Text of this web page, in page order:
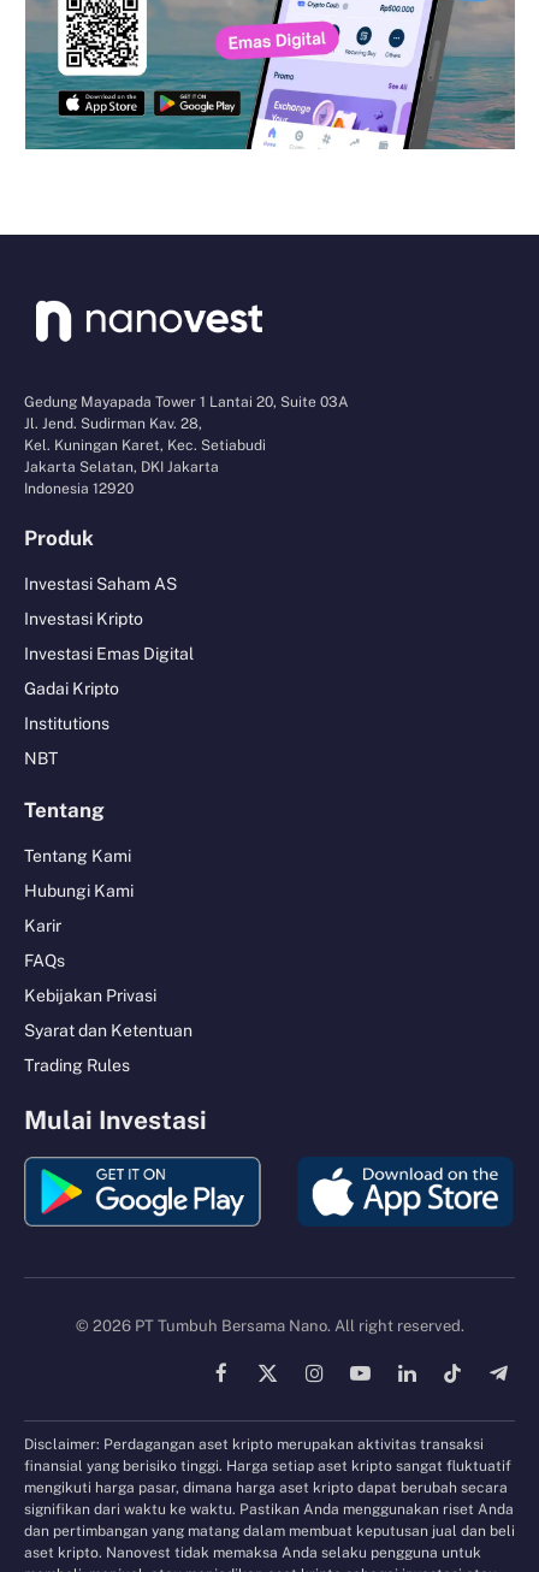
Gedung Mayapada Tower 1 Lantai 20, Suite 03A
Jl. Jend. Sudirman Kav. 28,
Kel. Kuningan Karet, Kec. Setiabudi
Jakarta Selatan, DKI Jakarta
Indonesia 12920
Produk
Investasi Saham AS
Investasi Kripto
Investasi Emas Digital
Gadai Kripto
Institutions
NBT
Tentang
Tentang Kami
Hubungi Kami
Karir
FAQs
Kebijakan Privasi
Syarat dan Ketentuan
Trading Rules
Mulai Investasi
© 2026 PT Tumbuh Bersama Nano. All right reserved.
Facebook
X
InstagramYouTubeLinkedInTikTok
Disclaimer: Perdagangan aset kripto merupakan aktivitas transaksi
finansial yang berisiko tinggi. Harga setiap aset kripto sangat fluktuatif
mengikuti harga pasar, dimana harga aset kripto dapat berubah secara
signifikan dari waktu ke waktu. Pastikan Anda menggunakan riset Anda
dan pertimbangan yang matang dalam membuat keputusan jual dan beli
aset kripto. Nanovest tidak memaksa Anda selaku pengguna untuk